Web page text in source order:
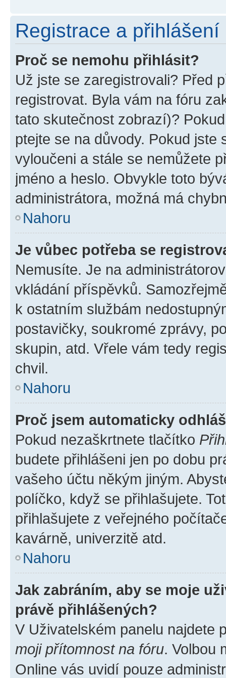
Registrace a přihlášení
Proč se nemohu přihlásit?
Už jste se zaregistrovali? Před
registrovat. Byla vám na fóru
tato skutečnost zobrazí)?
ptejte se na důvody. Pokud jste
vyloučeni a stále se nemůžete
jméno a heslo. Obvykle toto
administrátora, možná má
Nahoru
Je vůbec potřeba se
Nemusíte. Je na
vkládání příspěvků.
k ostatním službám
postavičky, soukromé zprávy,
skupin, atd. Vřele vám tedy
chvil.
Nahoru
Proč jsem automaticky
Pokud nezaškrtnete tlačítko
budete přihlášeni jen po dobu
vašeho účtu někým jiným.
políčko, když se přihlašujete.
přihlašujete z veřejného
kavárně, univerzitě atd.
Nahoru
Jak zabráním, aby se moje
právě přihlášených?
V Uživatelském panelu najdete
moji přítomnost na fóru. Volbou
Online vás uvidí pouze